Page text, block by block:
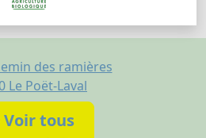
des ramières
Le Poët-Laval
Voir tous